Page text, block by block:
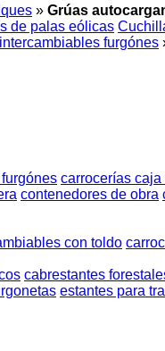
» Grúas
de palas eólicas
furgónes
carrocerías caja
contenedores de obra
con toldo
cabrestantes
estantes para